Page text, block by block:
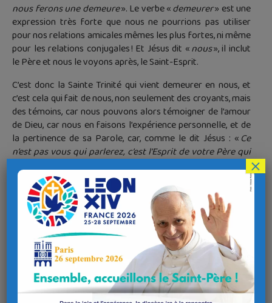
nous ferons une demeure». Le verbe «demeurer» est une
expression très forte que nous ne pourrions pas utiliser
pour nos relations amicales mêmes les plus fortes, ni même
pour les relations conjugales ! Et Jésus dit «nous», il inclut
le Père et nous le voyons après, le Saint-Esprit.
C’est donc la Sainte Trinité qui vient demeurer en nous, et
c’est cela qui fait de nous, non seulement des croyants, mais
des témoins, car nous pouvons alors témoigner de l’amour
de Dieu, car nous en faisons l’expérience personnelle, et de
la pertinence de sa Parole, car, comme le dit Jésus : « Ce
n’est pas vous qui parlerez, c’est l’Esprit de votre Père qui
Ensuite, «le Défenseur, l’Esprit Saint que le Père enverra en
mon nom. ». Le terme «Défenseur» évoque un avocat qui
prendrait notre défense contre quelqu’un qui nous
accuserait. Là encore, c’est une expression très forte… Être
chrétien, ce n’est pas facile, c’est accepter de passer par une
porte étroite. C’est accepter de porter sa croix à la suite du
Christ, c’est-à-dire à donner notre vie par amour en
renonçant à tout égoïsme en nous mettant au service des
autres.
×